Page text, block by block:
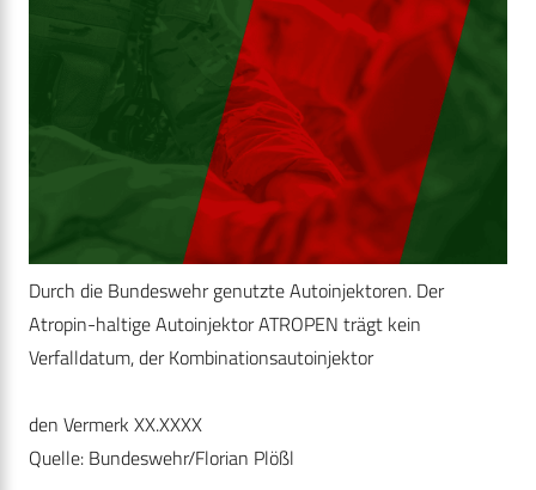
Durch die Bundeswehr genutzte Autoinjektoren. Der
Atropin-haltige Autoinjektor ATROPEN trägt kein
Verfalldatum, der Kombinationsautoinjektor
den Vermerk XX.XXXX
Quelle: Bundeswehr/Florian Plößl